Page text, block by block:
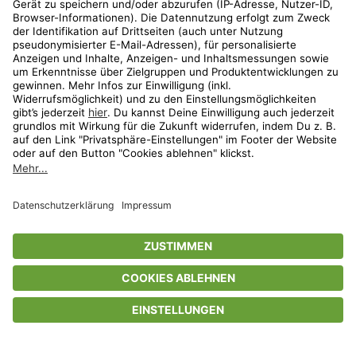
Privatsphäre-EinstellungenAGBDatenschutzCompliance
GeschenkgutscheinbedingungenImpressumHelp Center